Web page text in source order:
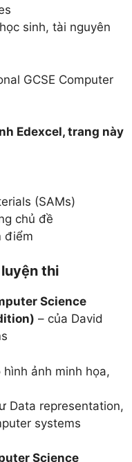
sinh, tài nguyên
GCSE Computer
Edexcel, trang này
(SAMs)
chủ đề
điểm
thi
Science
– của David
ảnh minh họa,
Data representation,
systems
Science